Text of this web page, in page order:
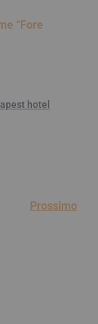
“Fore
hotel
Prossimo